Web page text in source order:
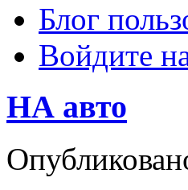
Блог
Войдите
НА авто